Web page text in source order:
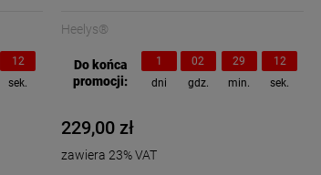
11
sek.
Heelys®
Do końca
promocji:
1
dni
02
gdz.
29
min.
11
sek.
229,00 zł
zawiera 23% VAT